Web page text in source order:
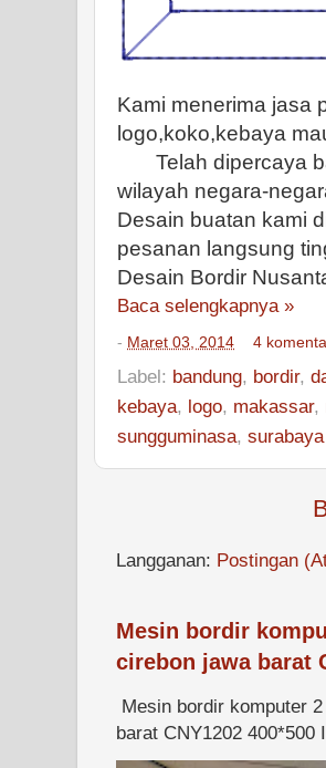
Kami menerima jasa
logo,koko,kebaya
Telah dipercaya
wilayah negara-
Desain buatan kami
pesanan langsung
Desain Bordir
Baca selengkapnya »
- Maret 03, 2014 4
Label: bandung, bordir,
kebaya, logo, makassar,
sungguminasa, surabaya
Langganan: Postingan
Mesin bordir
cirebon jawa barat
Mesin bordir komputer
barat CNY1202